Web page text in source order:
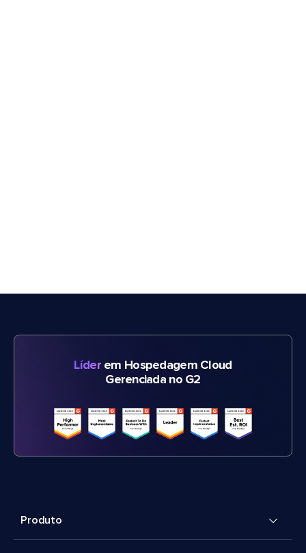
Líderem Hospedagem Cloud
Gerenciada no G2
Produto